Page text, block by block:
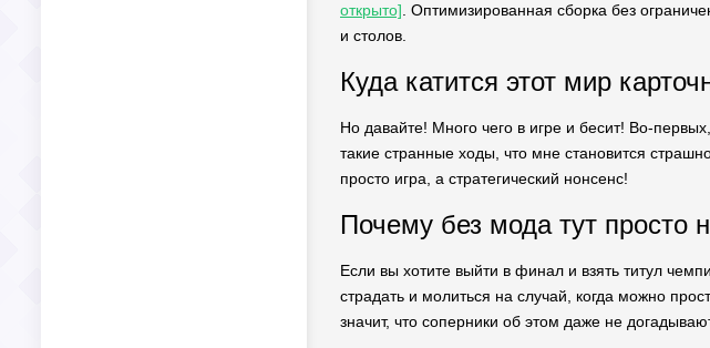
открыто] . Оптимизированная сборка без
и столов.
Куда катится этот мир
Но давайте! Много чего в игре и бесит! Во-
такие странные ходы, что мне становится
просто игра, а стратегический нонсенс!
Почему без мода тут просто
Если вы хотите выйти в финал и взять титул
страдать и молиться на случай, когда можно
значит, что соперники об этом даже не